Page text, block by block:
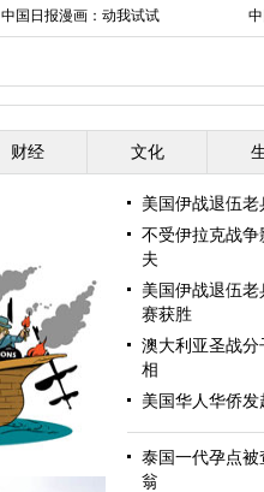
美宾夕法尼亚州一医院枪击致1死
2伤
财经 文化
美国伊战退伍
不受伊拉克战
夫
美国伊战退伍
赛获胜
澳大利亚圣战
相
美国华人华侨
泰国一代孕点
翁